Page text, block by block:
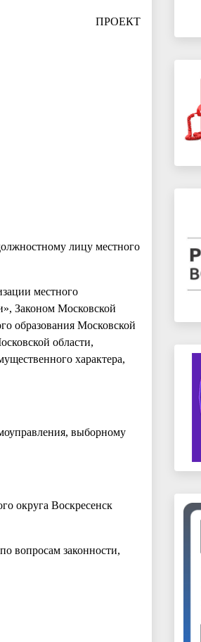
лицу местного
местного
Законом Московской
образования Московской
области,
характера,
выборному
округа Воскресенск
вопросам законности,